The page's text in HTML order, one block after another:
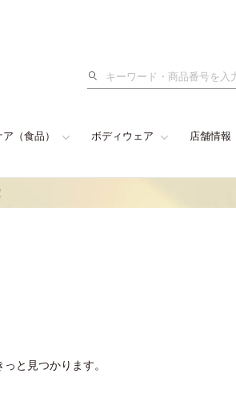
検
（食品） ボディウェア 店舗情報
と見つかります。